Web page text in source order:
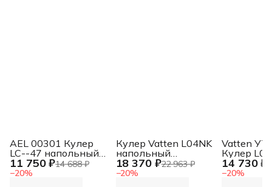
11 750 ₽14 688 ₽
−20%
AEL 00301 Кулер
LC--47 напольный
компрессорный
белый/серебристый
18 370 ₽22 963 ₽
−20%
Кулер Vatten L04NK
напольный
компрессорный
черный
14 730 ₽
−20%
Vatten
Кулер